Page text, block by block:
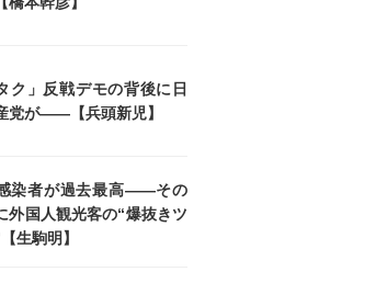
ク」反戦デモの背後に日
党が――【兵頭新児】
染者が過去最高――その
外国人観光客の“爆抜きツ
生駒明】